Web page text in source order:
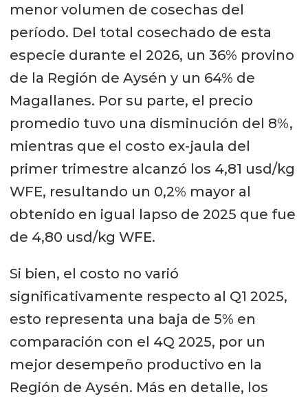
menor volumen de cosechas del
período. Del total cosechado de esta
especie durante el 2026, un 36% provino
de la Región de Aysén y un 64% de
Magallanes. Por su parte, el precio
promedio tuvo una disminución del 8%,
mientras que el costo ex-jaula del
primer trimestre alcanzó los 4,81 usd/kg
WFE, resultando un 0,2% mayor al
obtenido en igual lapso de 2025 que fue
de 4,80 usd/kg WFE.
Si bien, el costo no varió
significativamente respecto al Q1 2025,
esto representa una baja de 5% en
comparación con el 4Q 2025, por un
mejor desempeño productivo en la
Región de Aysén. Más en detalle, los